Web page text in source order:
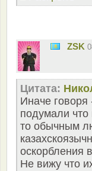
ZSK
Цитата:
Иначе говоря
подумали
то обычным
оскорбления
Не вижу что